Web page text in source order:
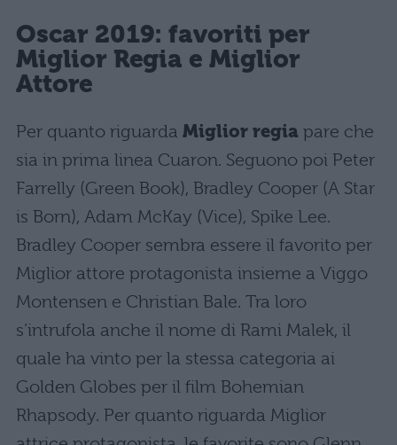
Oscar 2019: favoriti per
Miglior Regia e Miglior
Attore
Per quanto riguarda Miglior regia pare che
sia in prima linea Cuaron. Seguono poi Peter
Farrelly (Green Book), Bradley Cooper (A Star
is Born), Adam McKay (Vice), Spike Lee.
Bradley Cooper sembra essere il favorito per
Miglior attore protagonista insieme a Viggo
Montensen e Christian Bale. Tra loro
s’intrufola anche il nome di Rami Malek, il
quale ha vinto per la stessa categoria ai
Golden Globes per il film Bohemian
Rhapsody. Per quanto riguarda Miglior